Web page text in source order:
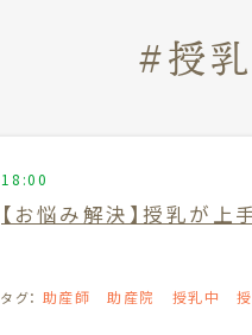
#授
18:00
【お悩み解決】授乳が上
タグ： 助産師 助産院 授乳中